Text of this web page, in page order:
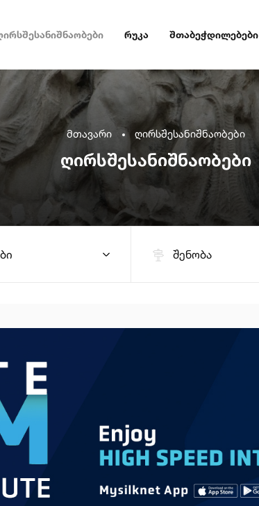
რუკა შთაბეჭდილებები
მთავარი ღირსშესანიშნაობები
ღირსშესანიშნაობები